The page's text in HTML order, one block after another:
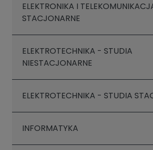
ELEKTRONIKA I
STACJONARNE
ELEKTROTECHNIKA - STUDIA
NIESTACJONARNE
ELEKTROTECHNIKA - STUDIA
INFORMATYKA